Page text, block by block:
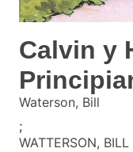
Calvin y
Waterson, Bill
;
WATTERSON, BILL